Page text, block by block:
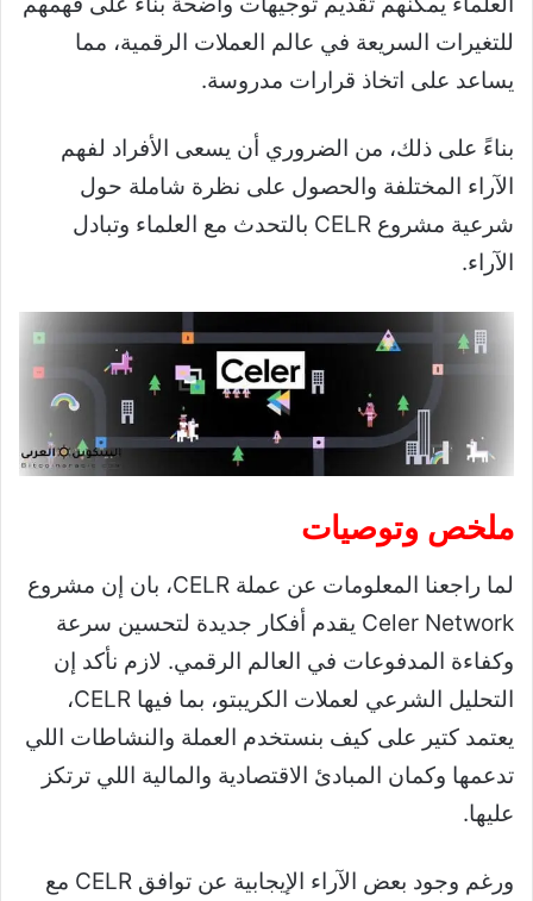
للتغيرات السريعة في عالم العملات الرقمية، مما
يساعد على اتخاذ قرارات مدروسة.
بناءً على ذلك، من الضروري أن يسعى الأفراد لفهم
الآراء المختلفة والحصول على نظرة شاملة حول
شرعية مشروع CELR بالتحدث مع العلماء وتبادل
الآراء.
ملخص وتوصيات
لما راجعنا المعلومات عن عملة CELR، بان إن مشروع
Celer Network يقدم أفكار جديدة لتحسين سرعة
وكفاءة المدفوعات في العالم الرقمي. لازم نأكد إن
التحليل الشرعي لعملات الكريبتو، بما فيها CELR،
يعتمد كتير على كيف بنستخدم العملة والنشاطات اللي
تدعمها وكمان المبادئ الاقتصادية والمالية اللي ترتكز
عليها.
ورغم وجود بعض الآراء الإيجابية عن توافق CELR مع